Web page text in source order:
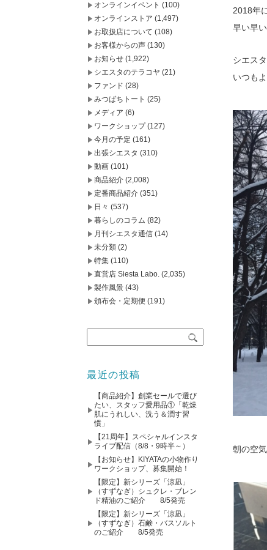
2018年
早い早
シエス
いつも
朝の空
オンラインイベント (100)
オンラインストア (1,497)
お取扱店について (108)
お客様からの声 (130)
お知らせ (1,922)
シエスタのテラコヤ (21)
ファンド (28)
みつばちトート (25)
メディア (6)
ワークショップ(127)
今月の予定 (161)
出張シエスタ (310)
動画 (101)
商品紹介 (2,008)
定番商品紹介 (351)
日々 (537)
暮らしのコラム (82)
月刊シエスタ通信 (14)
未分類 (2)
特集 (110)
直営店 Siesta Labo. (2,035)
製作風景 (43)
頒布会・定期便 (191)
最近の投稿
【商品紹介】創業セールで選び
たい、スタッフ愛用品①「乾燥
肌にうれしい、洗う＆潤す習
慣」
【21周年】スペシャルインスタ
ライブ配信（8/8・9時半～）
【お知らせ】KIYATAの小物作り
ワークショップ、募集開始！
【限定】新シリーズ「涼凪」
（すずなぎ）シュクレ・ブレン
ド精油のご紹介 8/5発売
【限定】新シリーズ「涼凪」
（すずなぎ）石鹸・バスソルト
のご紹介 8/5発売